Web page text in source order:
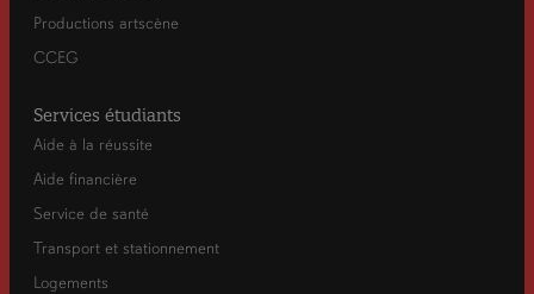
Productions artscène
CCEG
Services étudiants
Aide à la réussite
Aide financière
Service de santé
Transport et stationnement
Logements